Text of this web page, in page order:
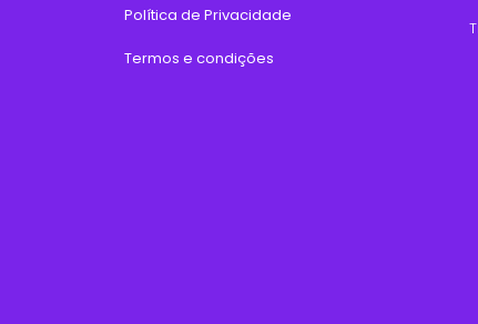
Política de Privacidade
Termos e condições